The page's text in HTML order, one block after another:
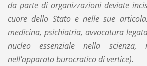
da parte di organizzazioni deviate
cuore dello Stato e nelle sue
medicina, psichiatria, avvocatura
nucleo essenziale nella scienza,
nell'apparato burocratico di vertice).